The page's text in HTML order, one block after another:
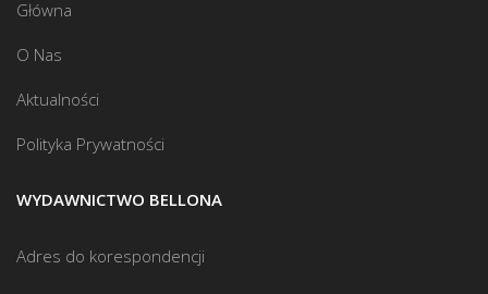
Główna
O Nas
Aktualności
Polityka Prywatności
WYDAWNICTWO BELLONA
Adres do korespondencji